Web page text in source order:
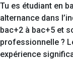
Tu es étudiant en
alternance dans
bac+2 à bac+5 et
professionnelle ?
expérience